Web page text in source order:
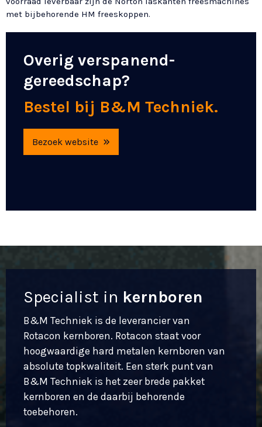
met bijbehorende HM freeskoppen.
Overig verspanend-
gereedschap?
Bestel bij B&M Techniek.
Bezoek website
Specialist in kernboren
B&M Techniek is de leverancier van
Rotacon kernboren. Rotacon staat voor
hoogwaardige hard metalen kernboren van
absolute topkwaliteit. Een sterk punt van
B&M Techniek is het zeer brede pakket
kernboren en de daarbij behorende
toebehoren.